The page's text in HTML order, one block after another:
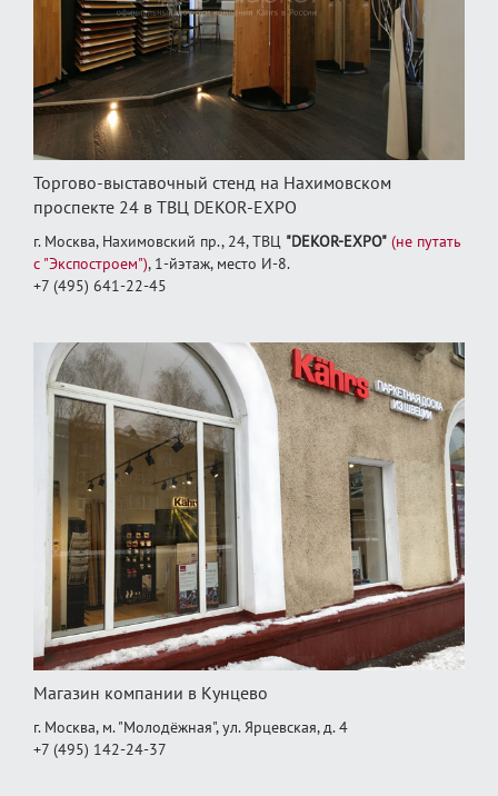
Торгово-выставочный стенд на Нахимовском
проспекте 24 в ТВЦ DEKOR-EXPO
г. Москва, Нахимовский пр., 24, ТВЦ "DEKOR-EXPO" (не путать
с "Экспостроем"), 1‑йэтаж, место И‑8.
+7 (495) 641-22-45
Магазин компании в Кунцево
г. Москва, м. "Молодёжная", ул. Ярцевская, д. 4
+7 (495) 142-24-37